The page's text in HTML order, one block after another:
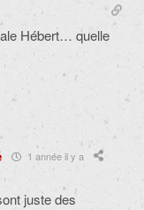
Hébert… quelle
1 année il y a
juste des